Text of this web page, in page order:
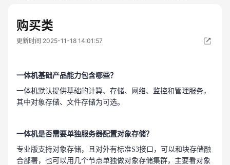
购买类
更新时间 2025-11-18 14:01:57
一体机基础产品能力包含哪些？
一体机默认提供基础的计算、存储、网络、监控和管理服务，
其中对象存储、文件存储为可选。
一体机是否需要单独服务器配置对象存储？
专业版支持对象存储，且对外有标准S3接口，可以和块存储融
合部署，也可以用几个节点单独做对象存储集群，主要看对象